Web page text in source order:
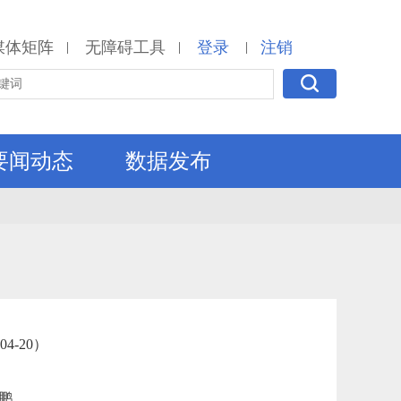
体矩阵 | 无障碍工具 | 登录 | 注销
闻动态 数据发布
20）